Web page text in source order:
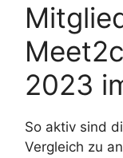
2023
So aktiv sind
Vergleich zu